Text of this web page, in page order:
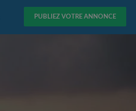
PUBLIEZ VOTRE ANNONCE